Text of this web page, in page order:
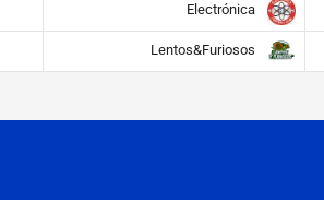
Electrónica
Lentos&Furiosos